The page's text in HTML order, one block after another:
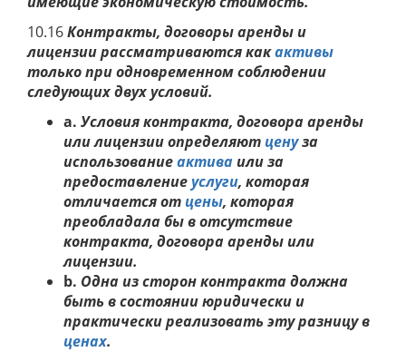
10.16Контракты, договорыаренды и
лицензии рассматриваются какактивы
только при одновременном соблюдении
следующих двух условий.
a. Условия контракта, договорааренды
или лицензии определяютценуза
использованиеактива или за
предоставлениеуслуги, которая
отличается отцены, которая
преобладала бы в отсутствие
контракта, договорааренды или
лицензии.
b. Одна из сторон контракта должна
быть в состоянии юридически и
практически реализовать эту разницув
ценах.